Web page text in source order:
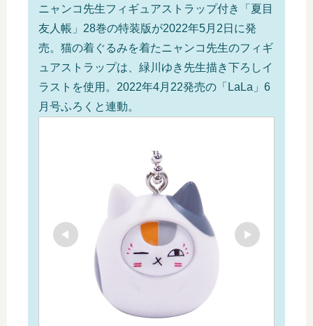
ニャンコ先生フィギュアストラップ付き「夏目
友人帳」28巻の特装版が2022年5月2日に発
売。猫の着ぐるみを着たニャンコ先生のフィギ
ュアストラップは、緑川ゆき先生描き下ろしイ
ラストを使用。2022年4月22発売の「LaLa」6
月号ふろくと連動。